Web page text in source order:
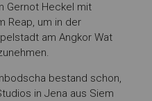
Gernot Heckel mit
Reap, um in der
am Angkor Wat
bestand schon,
in Jena aus Siem